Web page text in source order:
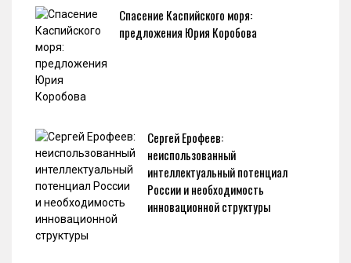
Спасение Каспийского моря:
предложения Юрия Коробова
Сергей Ерофеев:
неиспользованный
интеллектуальный потенциал
России и необходимость
инновационной структуры